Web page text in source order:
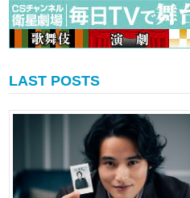
LAST POSTS